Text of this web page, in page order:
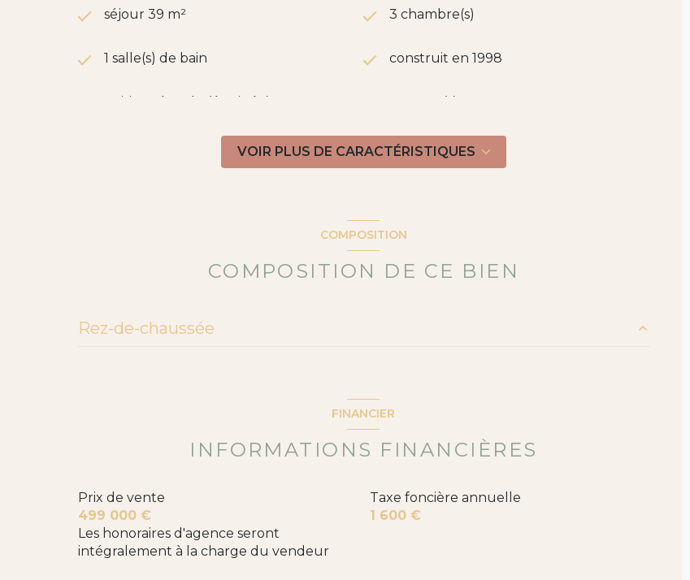
séjour 39 m² 3 chambre(s)
1 salle(s) de bain construit en 1998
cuisine séparée (équipée) 1 garage(s)
vue DEGAGEE
visiophone
VOIR PLUS DE CARACTÉRISTIQUES
COMPOSITION
COMPOSITION DE CE BIEN
Rez-de-chaussée
WC
salon/sejour
cuisine
FINANCIER
INFORMATIONS FINANCIÈRES
Prix de vente
499 000 €
Les honoraires d'agence seront
intégralement à la charge du vendeur
Taxe foncière annuelle
1 600 €